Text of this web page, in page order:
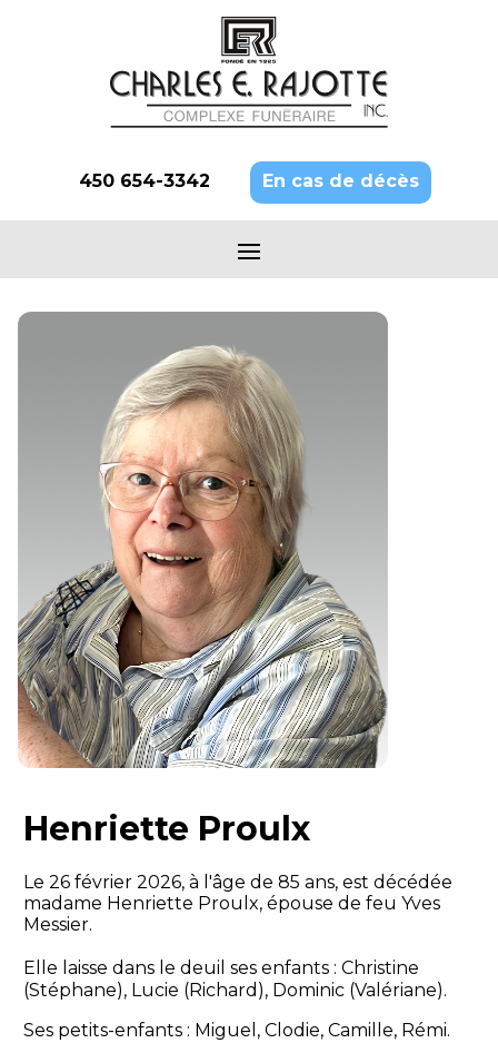
450 654-3342 En cas de décès
Henriette Proulx
Le 26 février 2026, à l'âge de 85 ans, est décédée
madame Henriette Proulx, épouse de feu Yves
Messier.
Elle laisse dans le deuil ses enfants : Christine
(Stéphane), Lucie (Richard), Dominic (Valériane).
Ses petits-enfants : Miguel, Clodie, Camille, Rémi.